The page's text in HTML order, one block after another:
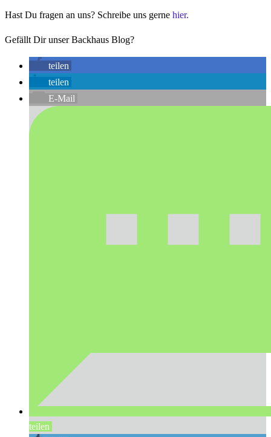
Hast Du fragen an uns? Schreibe uns gerne hier.
Gefällt Dir unser Backhaus Blog?
teilen
teilen
E-Mail
teilen